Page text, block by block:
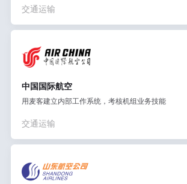
交通运输
中国国际航空
用麦客建立内部工作系统，考核机组业务技能
交通运输